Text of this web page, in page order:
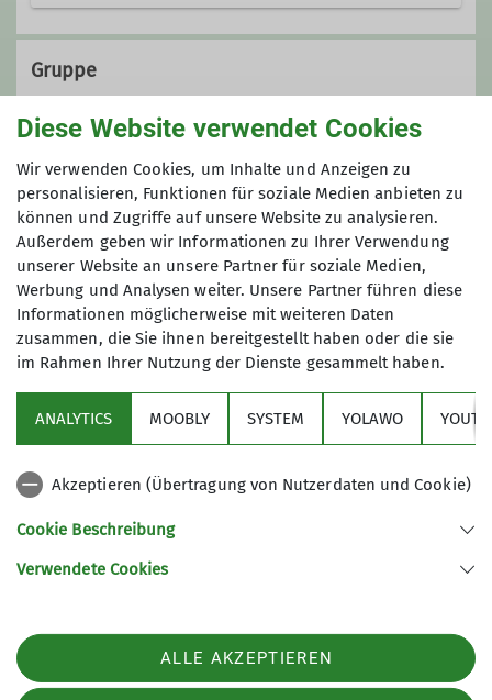
walter.stumpf@dav-duisburg.de
Ämter
Leitung Alpine Wandergruppe
Beirat
Gruppe
Alpine Wandergruppe
Wir sind begeisterte Wanderer und
ganzjährig aktiv. Nahezu jedes
Wochenende treten wir den Beweis
an, dass sich Ballungsraum und
Naturerlebnis wunderbar miteinander
Unsere Wanderungen sind
Gemeinschaftstouren und werden von
geführt und finden bei nahezu jedem
Wetter statt. Beim Wandern hat man
kennenzulernen. Für die Wanderungen
möglichst Fahrgemeinschaften zu
bilden, zu den entfernter liegenden
Zielen reisen wir mit der Bahn.
Sektion
Service
Sektion Duisburg des Deutschen Alpenvereins e.V.
Telefon +49203428120
Diese Website verwendet Cookies
Wir verwenden Cookies, um Inhalte und Anzeigen zu
personalisieren, Funktionen für soziale Medien anbieten zu
können und Zugriffe auf unsere Website zu analysieren.
Außerdem geben wir Informationen zu Ihrer Verwendung
unserer Website an unsere Partner für soziale Medien,
Werbung und Analysen weiter. Unsere Partner führen diese
Informationen möglicherweise mit weiteren Daten
zusammen, die Sie ihnen bereitgestellt haben oder die sie
im Rahmen Ihrer Nutzung der Dienste gesammelt haben.
ANALYTICS MOOBLY SYSTEM YOLAWO
Akzeptieren (Übertragung von Nutzerdaten und Cookie)
Cookie Beschreibung
Verwendete Cookies
ALLE AKZEPTIEREN